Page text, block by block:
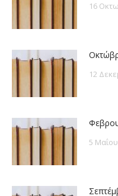
16
12
5